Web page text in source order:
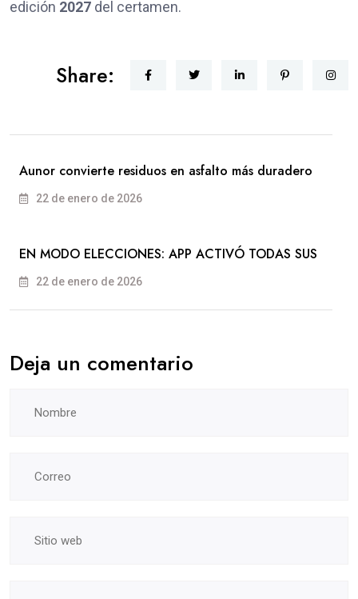
edición 2027 del certamen.
Share:
Aunor convierte residuos en asfalto más duradero
22 de enero de 2026
EN MODO ELECCIONES: APP ACTIVÓ TODAS SUS
22 de enero de 2026
Deja un comentario